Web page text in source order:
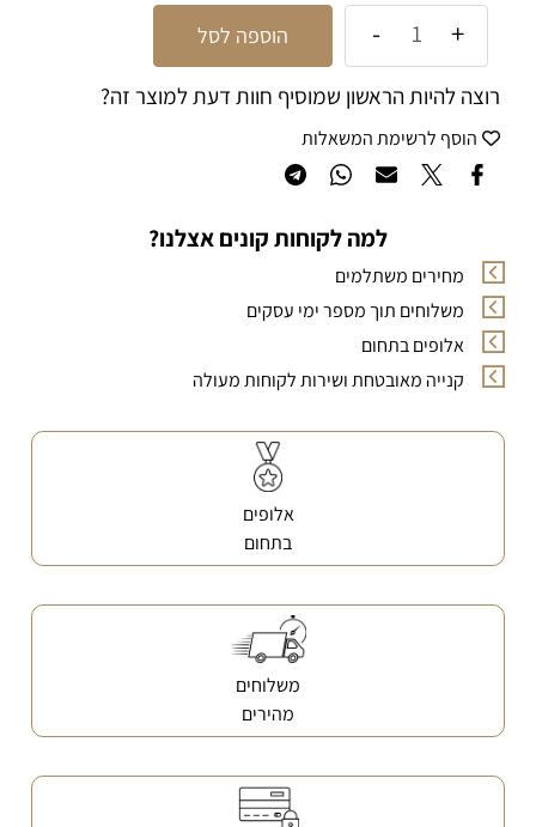
הוספה לסל
רוצה להיות הראשון שמוסיף חוות דעת למוצר זה?
הוסף לרשימת המשאלות
למה לקוחות קונים אצלנו?
מחירים משתלמים
משלוחים תוך מספר ימי עסקים
אלופים בתחום
קנייה מאובטחת ושירות לקוחות מעולה
אלופים
בתחום
משלוחים
מהירים